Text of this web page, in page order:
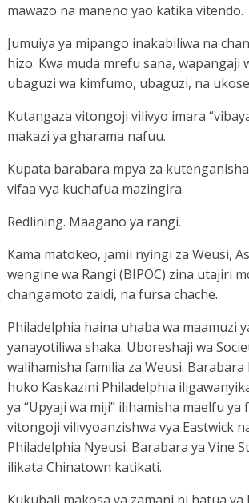
mawazo na maneno yao katika vitendo.
Jumuiya ya mipango inakabiliwa na
hizo. Kwa muda mrefu sana, wapangaji
ubaguzi wa kimfumo, ubaguzi, na
Kutangaza vitongoji vilivyo imara
makazi ya gharama nafuu.
Kupata barabara mpya za
vifaa vya kuchafua mazingira.
Redlining. Maagano ya rangi.
Kama matokeo, jamii nyingi za Weusi,
wengine wa Rangi (BIPOC) zina utajiri
changamoto zaidi, na fursa chache.
Philadelphia haina uhaba wa maamuzi
yanayotiliwa shaka. Uboreshaji wa
walihamisha familia za Weusi.
huko Kaskazini Philadelphia
ya “Upyaji wa miji” ilihamisha maelfu ya
vitongoji vilivyoanzishwa vya Eastwick
Philadelphia Nyeusi. Barabara ya Vine
ilikata Chinatown katikati.